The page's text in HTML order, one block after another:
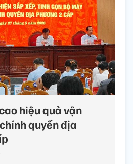
hiệu quả vận
quyền địa